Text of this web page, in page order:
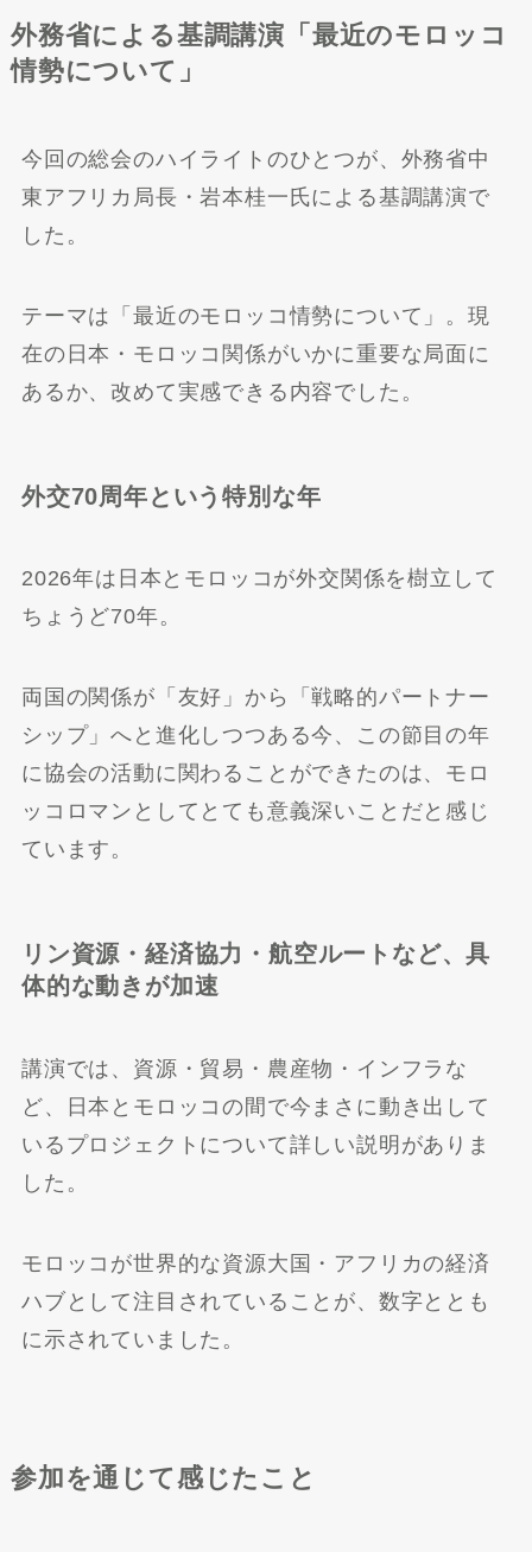
外務省による基調講演「最近のモロッコ
情勢について」
今回の総会のハイライトのひとつが、外務省中
東アフリカ局長・岩本桂一氏による基調講演で
した。
テーマは「最近のモロッコ情勢について」。現
在の日本・モロッコ関係がいかに重要な局面に
あるか、改めて実感できる内容でした。
外交70周年という特別な年
2026年は日本とモロッコが外交関係を樹立して
ちょうど70年。
両国の関係が「友好」から「戦略的パートナー
シップ」へと進化しつつある今、この節目の年
に協会の活動に関わることができたのは、モロ
ッコロマンとしてとても意義深いことだと感じ
ています。
リン資源・経済協力・航空ルートなど、具
体的な動きが加速
講演では、資源・貿易・農産物・インフラな
ど、日本とモロッコの間で今まさに動き出して
いるプロジェクトについて詳しい説明がありま
した。
モロッコが世界的な資源大国・アフリカの経済
ハブとして注目されていることが、数字ととも
に示されていました。
参加を通じて感じたこと